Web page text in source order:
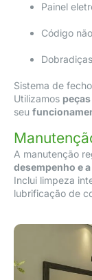
Painel
Código
Sistema de
Utilizamos
seu
A manutenção
desempenho e
Inclui limpeza
lubrificação de